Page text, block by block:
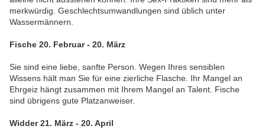
merkwürdig. Geschlechtsumwandlungen sind üblich unter
Wassermännern.
Fische 20. Februar - 20. März
Sie sind eine liebe, sanfte Person. Wegen Ihres sensiblen
Wissens hält man Sie für eine zierliche Flasche. Ihr Mangel an
Ehrgeiz hängt zusammen mit Ihrem Mangel an Talent. Fische
sind übrigens gute Platzanweiser.
Widder 21. März - 20. April